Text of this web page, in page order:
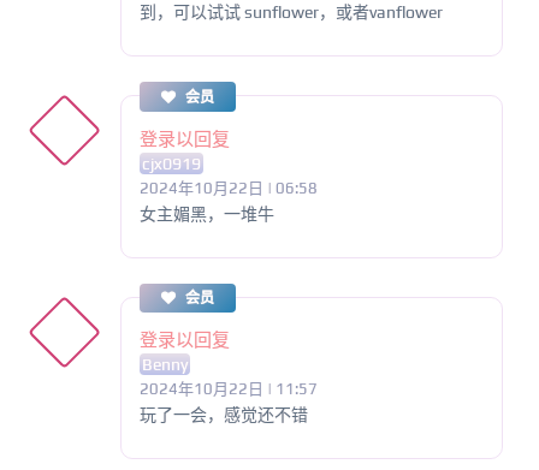
到，可以试试 sunflower，或者vanflower
会员
登录以回复
cjx0919
2024年10月22日 | 06:58
女主媚黑，一堆牛
会员
登录以回复
Benny
2024年10月22日 | 11:57
玩了一会，感觉还不错